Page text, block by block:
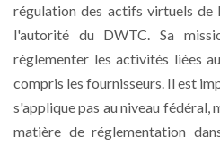
régulation des actifs virtuels de
l'autorité du DWTC. Sa
réglementer les activités liées
compris les fournisseurs. Il est
s'applique pas au niveau fédéral,
matière de réglementation